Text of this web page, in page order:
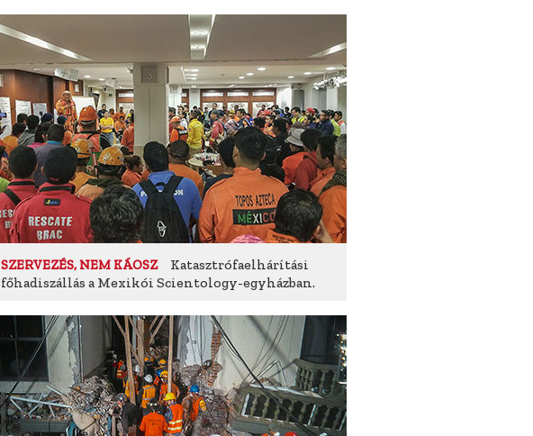
SZERVEZÉS, NEM KÁOSZ
Katasztrófaelhárítási
főhadiszállás a Mexikói Scientology-egyházban.